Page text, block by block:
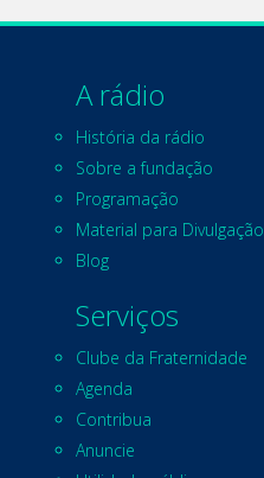
A rádio
História da rádio
Sobre a fundação
Programação
Material para Divulgação
Blog
Serviços
Clube da Fraternidade
Agenda
Contribua
Anuncie